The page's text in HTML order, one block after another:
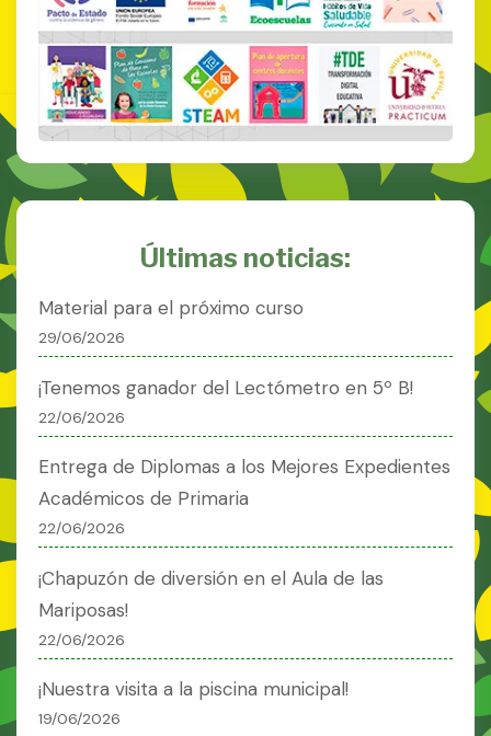
Últimas noticias:
Material para el próximo curso
29/06/2026
¡Tenemos ganador del Lectómetro en 5º B!
22/06/2026
Entrega de Diplomas a los Mejores Expedientes
Académicos de Primaria
22/06/2026
¡Chapuzón de diversión en el Aula de las
Mariposas!
22/06/2026
¡Nuestra visita a la piscina municipal!
19/06/2026